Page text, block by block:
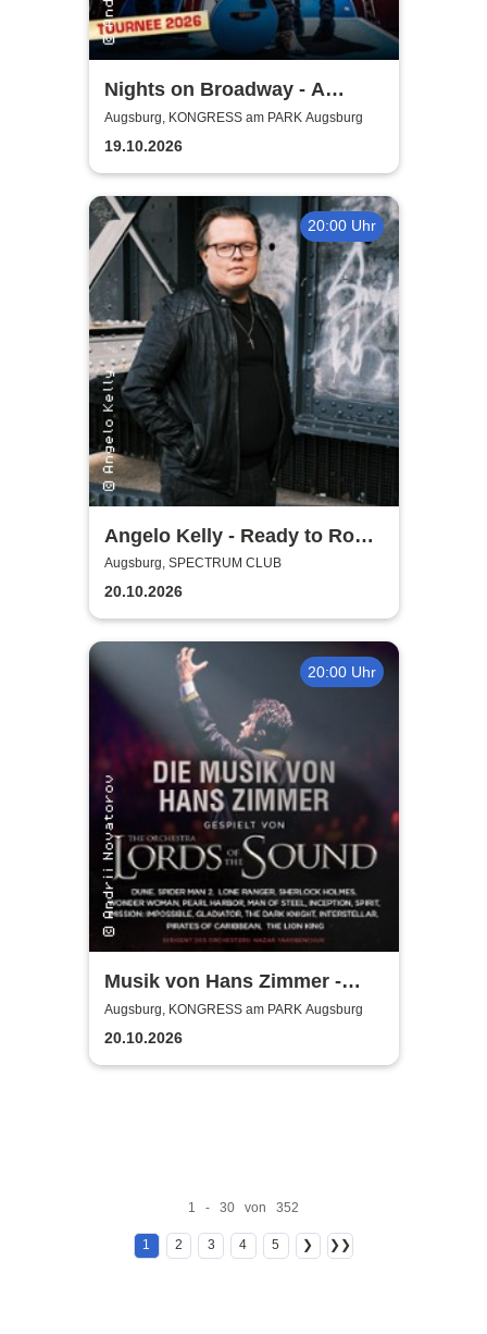
Nights on Broadway - A
Tribute to the Bee Gees
performed by Night Fever
Augsburg, KONGRESS am PARK Augsburg
19.10.2026
20:00 Uhr
Angelo Kelly - Ready to Rock
- Tour 2026
Augsburg, SPECTRUM CLUB
20.10.2026
20:00 Uhr
Musik von Hans Zimmer -
gespielt von Lords of the
Sound
Augsburg, KONGRESS am PARK Augsburg
20.10.2026
1 - 30 von 352
1 2 3 4 5 ❯ ❯❯